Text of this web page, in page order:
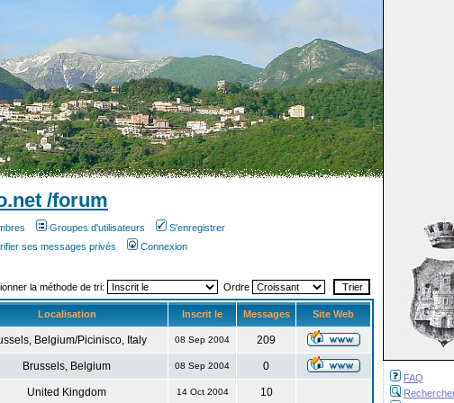
FAQ
/forum
Groupes d'utilisateurs
S'enregistrer
ses messages privés Connexion
la méthode de tri: Ordre
Localisation Inscrit le Messages Site Web
Belgium/Picinisco, Italy 08 Sep 2004 209
Brussels, Belgium 08 Sep 2004 0
United Kingdom 14 Oct 2004 10